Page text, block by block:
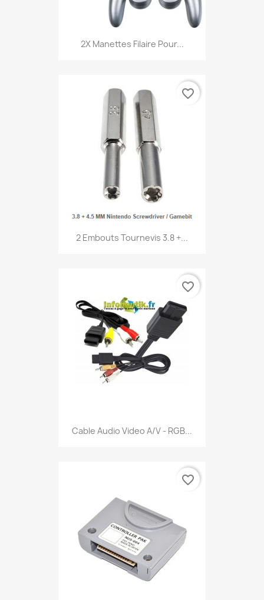
2X Manettes Filaire Pour...
2 Embouts Tournevis 3.8 +...
favorite_border
Cable Audio Video A/V - RGB...
favorite_border
favorite_border